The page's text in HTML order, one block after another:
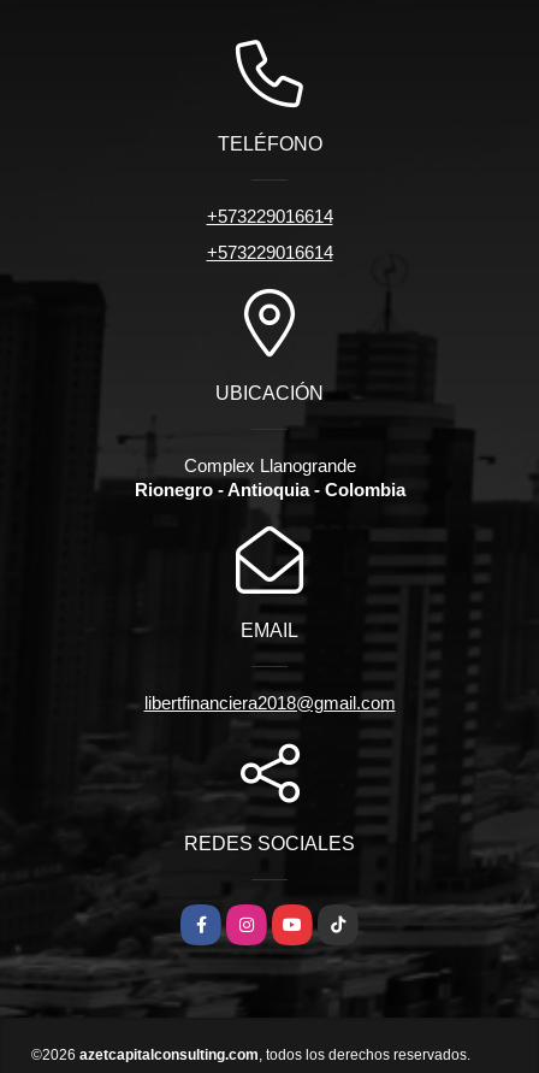
TELÉFONO
+573229016614
+573229016614
UBICACIÓN
Complex Llanogrande
Rionegro - Antioquia - Colombia
EMAIL
libertfinanciera2018@gmail.com
REDES SOCIALES
FacebookInstagramYouTube
TikTok
©2026 azetcapitalconsulting.com , todos los derechos reservados.